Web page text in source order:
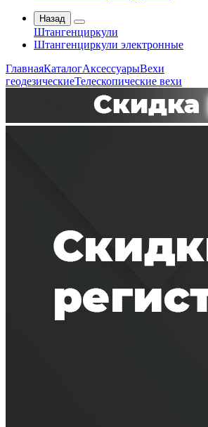
Назад
Штангенциркули
Штангенциркули электронные
ГлавнаяКаталогАксессуарыВехи
геодезическиеТелескопические вехи